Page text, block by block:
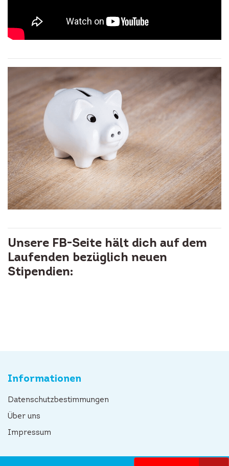
Unsere FB-Seite hält dich auf dem
Laufenden bezüglich neuen
Stipendien:
Informationen
Datenschutzbestimmungen
Über uns
Impressum